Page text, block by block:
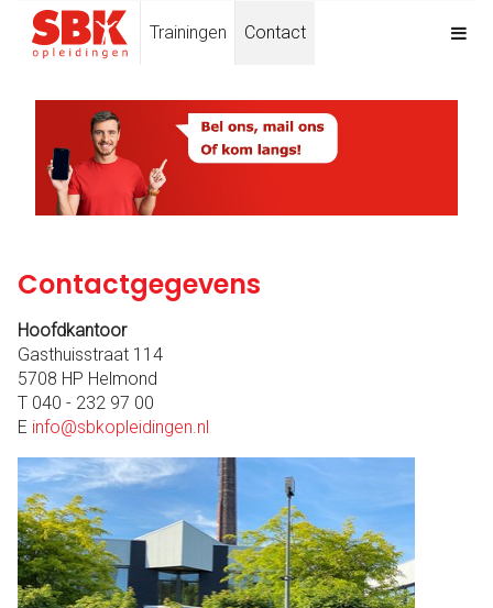
Trainingen Contact
Contactgegevens
Hoofdkantoor
Gasthuisstraat 114
5708 HP Helmond
T 040 - 232 97 00
E info@sbkopleidingen.nl